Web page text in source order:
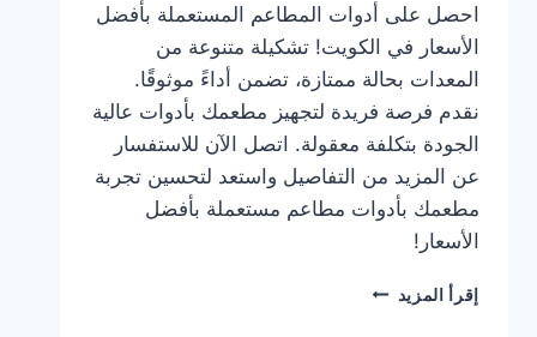
احصل على أدوات المطاعم المستعملة بأفضل
الأسعار في الكويت! تشكيلة متنوعة من
المعدات بحالة ممتازة، تضمن أداءً موثوقًا.
نقدم فرصة فريدة لتجهيز مطعمك بأدوات عالية
الجودة بتكلفة معقولة. اتصل الآن للاستفسار
عن المزيد من التفاصيل واستعد لتحسين تجربة
مطعمك بأدوات مطاعم مستعملة بأفضل
الأسعار!
إقرأ المزيد شراء